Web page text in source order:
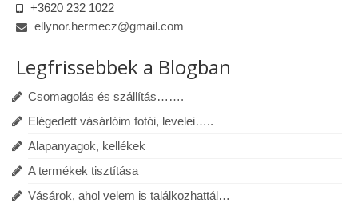
+3620 232 1022
ellynor.hermecz@gmail.com
Legfrissebbek a Blogban
Csomagolás és szállítás…….
Elégedett vásárlóim fotói, levelei…..
Alapanyagok, kellékek
A termékek tisztítása
Vásárok, ahol velem is találkozhattál…